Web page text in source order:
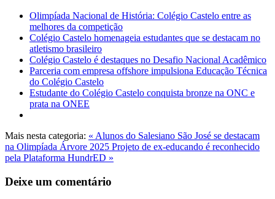
Olimpíada Nacional de História: Colégio Castelo entre as
melhores da competição
Colégio Castelo homenageia estudantes que se destacam no
atletismo brasileiro
Colégio Castelo é destaques no Desafio Nacional Acadêmico
Parceria com empresa offshore impulsiona Educação Técnica
do Colégio Castelo
Estudante do Colégio Castelo conquista bronze na ONC e
prata na ONEE
Mais nesta categoria: « Alunos do Salesiano São José se destacam
na Olimpíada Árvore 2025 Projeto de ex-educando é reconhecido
pela Plataforma HundrED »
Deixe um comentário